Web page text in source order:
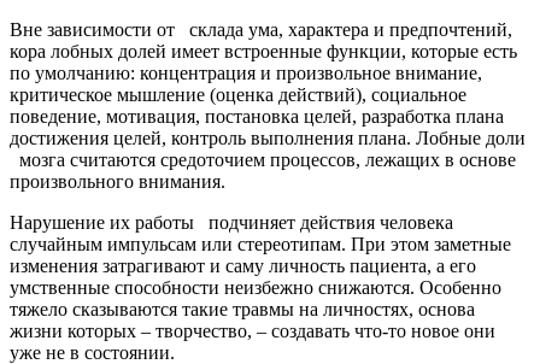
Вне зависимости от склада ума, характера и предпочтений,
кора лобных долей имеет встроенные функции, которые есть
по умолчанию: концентрация и произвольное внимание,
критическое мышление (оценка действий), социальное
поведение, мотивация, постановка целей, разработка плана
достижения целей, контроль выполнения плана. Лобные доли
мозга считаются средоточием процессов, лежащих в основе
произвольного внимания.
Нарушение их работы подчиняет действия человека
случайным импульсам или стереотипам. При этом заметные
изменения затрагивают и саму личность пациента, а его
умственные способности неизбежно снижаются. Особенно
тяжело сказываются такие травмы на личностях, основа
жизни которых – творчество, – создавать что-то новое они
уже не в состоянии.